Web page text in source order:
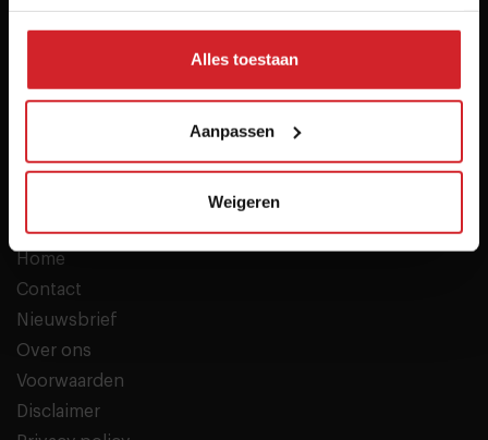
Alles toestaan
Aanpassen
Weigeren
Het inspiratieplatform voor professionals in food &
hospitality
© 2026 Food Inspiration
Vacatures
Home
Contact
Nieuwsbrief
Over ons
Voorwaarden
Disclaimer